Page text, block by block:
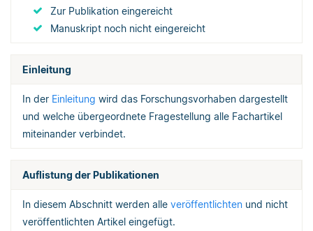
Zur Publikation eingereicht
Manuskript noch nicht eingereicht
Einleitung
In der Einleitung wird das Forschungsvorhaben dargestellt
und welche übergeordnete Fragestellung alle Fachartikel
miteinander verbindet.
Auflistung der Publikationen
In diesem Abschnitt werden alle veröffentlichten und nicht
veröffentlichten Artikel eingefügt.